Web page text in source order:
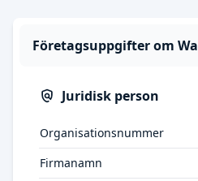
Företagsuppgifter om
Juridisk person
Organisationsnummer
Firmanamn